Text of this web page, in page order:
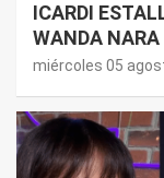
ICARDI
WANDA NARA
NORDELTA:
miércoles 05